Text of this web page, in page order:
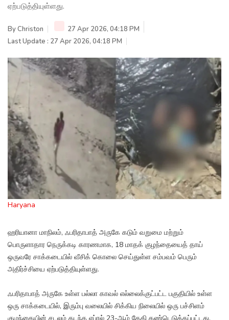
ஏற்படுத்தியுள்ளது.
ByChriston
27 Apr 2026, 04:18 PM
Last Update : 27 Apr 2026, 04:18 PM
Haryana
ஹரியானா மாநிலம், ஃபரிதாபாத் அருகே கடும் வறுமை மற்றும்
பொருளாதார நெருக்கடி காரணமாக, 18 மாதக் குழந்தையைத் தாய்
ஒருவரே சாக்கடையில் வீசிக் கொலை செய்துள்ள சம்பவம் பெரும்
அதிர்ச்சியை ஏற்படுத்தியுள்ளது.
ஃபரிதாபாத் அருகே உள்ள பல்லா காவல் எல்லைக்குட்பட்ட பகுதியில் உள்ள
ஒரு சாக்கடையில், இரும்பு வலையில் சிக்கிய நிலையில் ஒரு பச்சிளம்